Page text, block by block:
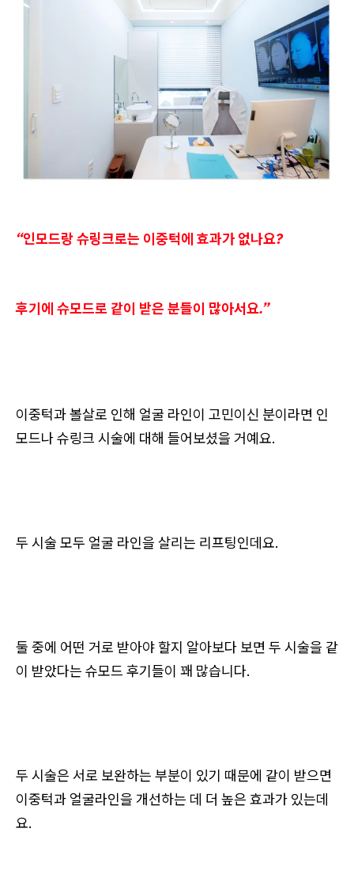
“인모드랑 슈링크로는 이중턱에 효과가 없나요?
후기에 슈모드로 같이 받은 분들이 많아서요.”
이중턱과 볼살로 인해 얼굴 라인이 고민이신 분이라면 인
모드나 슈링크 시술에 대해 들어보셨을 거예요.
두 시술 모두 얼굴 라인을 살리는 리프팅인데요.
둘 중에 어떤 거로 받아야 할지 알아보다 보면 두 시술을 같
이 받았다는 슈모드 후기들이 꽤 많습니다.
두 시술은 서로 보완하는 부분이 있기 때문에 같이 받으면
이중턱과 얼굴라인을 개선하는 데 더 높은 효과가 있는데
요.